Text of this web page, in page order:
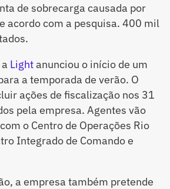
de sobrecarga causada por
acordo com a pesquisa. 400 mil
Lightanunciou o início de um
a temporada de verão. O
ações de fiscalização nos 31
pela empresa. Agentes vão
o Centro de Operações Rio
Integrado de Comando e
a empresa também pretende